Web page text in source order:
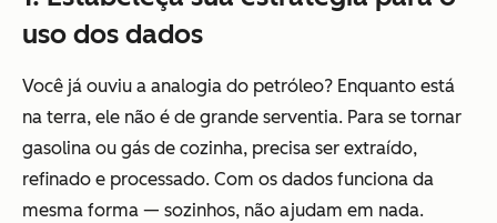
uso dos dados
Você já ouviu a analogia do petróleo? Enquanto está
na terra, ele não é de grande serventia. Para se tornar
gasolina ou gás de cozinha, precisa ser extraído,
refinado e processado. Com os dados funciona da
mesma forma — sozinhos, não ajudam em nada.